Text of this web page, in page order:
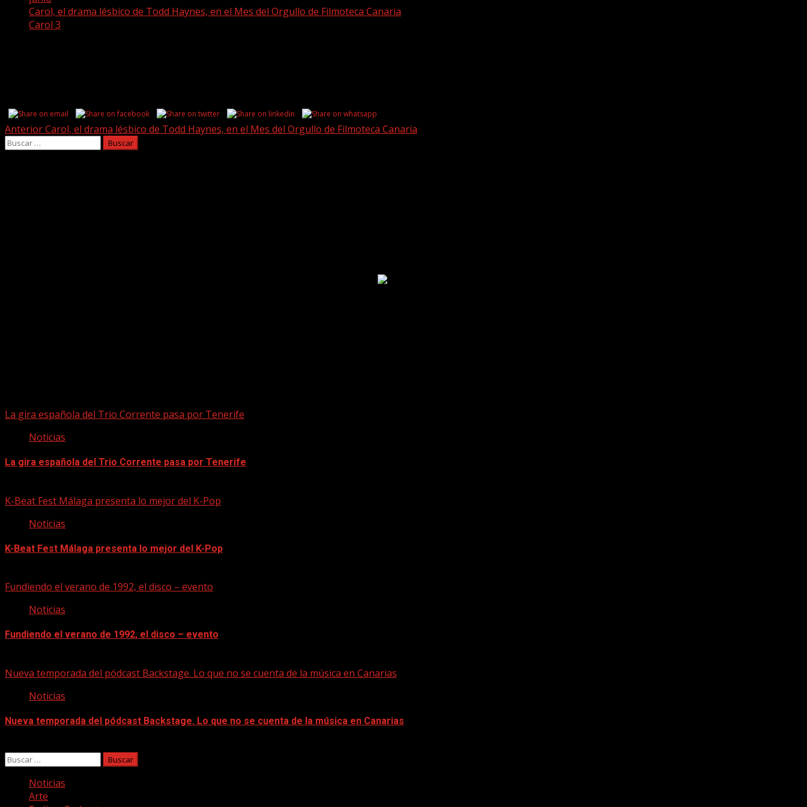
Carol, el drama lésbico de Todd Haynes, en el Mes del Orgullo de Filmoteca Canaria
Carol 3
Post
navigation
AnteriorCarol, el drama lésbico de Todd Haynes, en el Mes del Orgullo de Filmoteca Canaria
Buscar:
La gira española del Trio Corrente pasa por Tenerife
Noticias
La gira española del Trio Corrente pasa por Tenerife
K-Beat Fest Málaga presenta lo mejor del K-Pop
Noticias
K-Beat Fest Málaga presenta lo mejor del K-Pop
Fundiendo el verano de 1992, el disco – evento
Noticias
Fundiendo el verano de 1992, el disco – evento
Nueva temporada del pódcast Backstage. Lo que no se cuenta de la música en Canarias
Noticias
Nueva temporada del pódcast Backstage. Lo que no se cuenta de la música en Canarias
Buscar:
Noticias
Arte